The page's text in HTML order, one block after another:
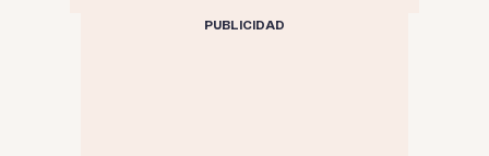
PUBLICIDAD